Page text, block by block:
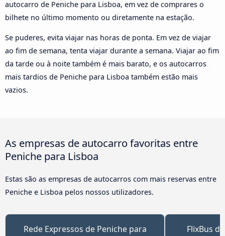
autocarro de Peniche para Lisboa, em vez de comprares o
bilhete no último momento ou diretamente na estação.
Se puderes, evita viajar nas horas de ponta. Em vez de viajar
ao fim de semana, tenta viajar durante a semana. Viajar ao fim
da tarde ou à noite também é mais barato, e os autocarros
mais tardios de Peniche para Lisboa também estão mais
vazios.
As empresas de autocarro favoritas entre
Peniche para Lisboa
Estas são as empresas de autocarros com mais reservas entre
Peniche e Lisboa pelos nossos utilizadores.
Rede Expressos de Peniche para
FlixBus